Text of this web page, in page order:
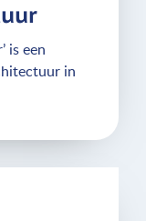
is een
in